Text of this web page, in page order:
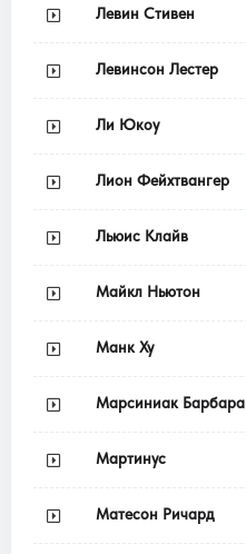
Левин Стивен
Левинсон Лестер
Ли Юкоу
Лион Фейхтвангер
Льюис Клайв
Майкл Ньютон
Манк Ху
Марсиниак Барбара
Мартинус
Матесон Ричард